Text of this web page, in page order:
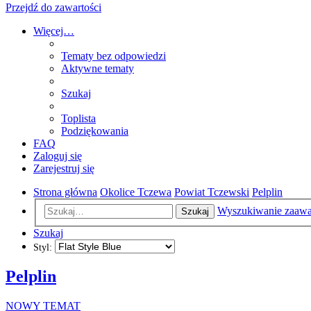
Przejdź do zawartości
Więcej…
Tematy bez odpowiedzi
Aktywne tematy
Szukaj
Toplista
Podziękowania
FAQ
Zaloguj się
Zarejestruj się
Strona główna Okolice Tczewa Powiat Tczewski Pelplin
Szukaj
Wyszukiwanie
Szukaj
Styl:
Pelplin
NOWY TEMAT